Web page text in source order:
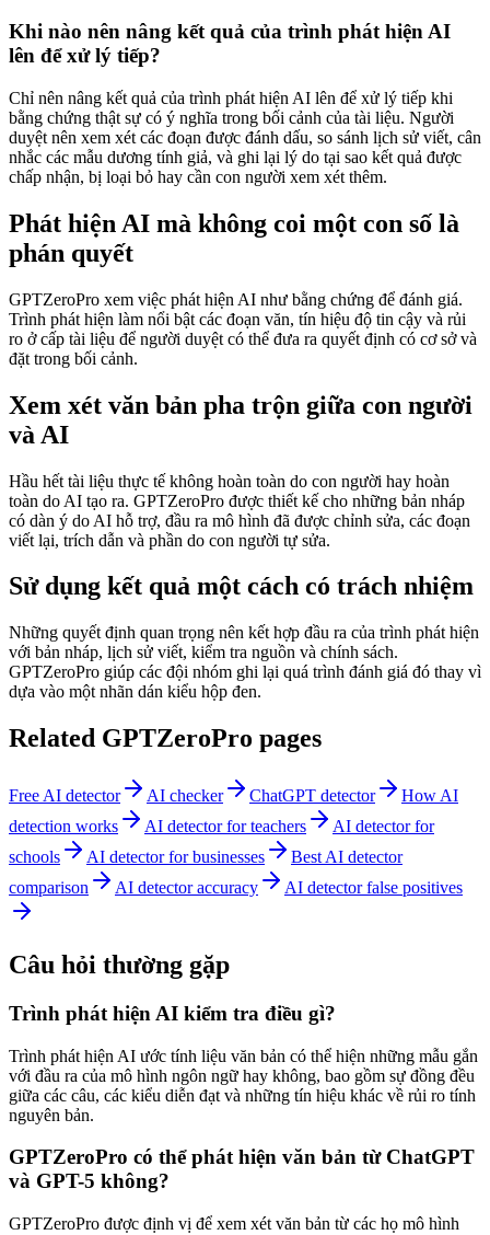
Khi nào nên nâng kết quả của trình phát hiện AI
lên để xử lý tiếp?
Chỉ nên nâng kết quả của trình phát hiện AI lên để xử lý tiếp khi
bằng chứng thật sự có ý nghĩa trong bối cảnh của tài liệu. Người
duyệt nên xem xét các đoạn được đánh dấu, so sánh lịch sử viết, cân
nhắc các mẫu dương tính giả, và ghi lại lý do tại sao kết quả được
chấp nhận, bị loại bỏ hay cần con người xem xét thêm.
Phát hiện AI mà không coi một con số là
phán quyết
GPTZeroPro xem việc phát hiện AI như bằng chứng để đánh giá.
Trình phát hiện làm nổi bật các đoạn văn, tín hiệu độ tin cậy và rủi
ro ở cấp tài liệu để người duyệt có thể đưa ra quyết định có cơ sở và
đặt trong bối cảnh.
Xem xét văn bản pha trộn giữa con người
và AI
Hầu hết tài liệu thực tế không hoàn toàn do con người hay hoàn
toàn do AI tạo ra. GPTZeroPro được thiết kế cho những bản nháp
có dàn ý do AI hỗ trợ, đầu ra mô hình đã được chỉnh sửa, các đoạn
viết lại, trích dẫn và phần do con người tự sửa.
Sử dụng kết quả một cách có trách nhiệm
Những quyết định quan trọng nên kết hợp đầu ra của trình phát hiện
với bản nháp, lịch sử viết, kiểm tra nguồn và chính sách.
GPTZeroPro giúp các đội nhóm ghi lại quá trình đánh giá đó thay vì
dựa vào một nhãn dán kiểu hộp đen.
Related GPTZeroPro pages
Free AI detector AI checker ChatGPT detector
How AI
detection works
AI detector for teachers
AI detector for
schools
AI detector for businesses
Best AI detector
comparison
AI detector accuracy AI detector false positives
Câu hỏi thường gặp
Trình phát hiện AI kiểm tra điều gì?
Trình phát hiện AI ước tính liệu văn bản có thể hiện những mẫu gắn
với đầu ra của mô hình ngôn ngữ hay không, bao gồm sự đồng đều
giữa các câu, các kiểu diễn đạt và những tín hiệu khác về rủi ro tính
nguyên bản.
GPTZeroPro có thể phát hiện văn bản từ ChatGPT
và GPT-5 không?
GPTZeroPro được định vị để xem xét văn bản từ các họ mô hình